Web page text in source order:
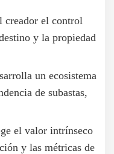
creador el control
y la propiedad
un ecosistema
de subastas,
el valor intrínseco
y las métricas de